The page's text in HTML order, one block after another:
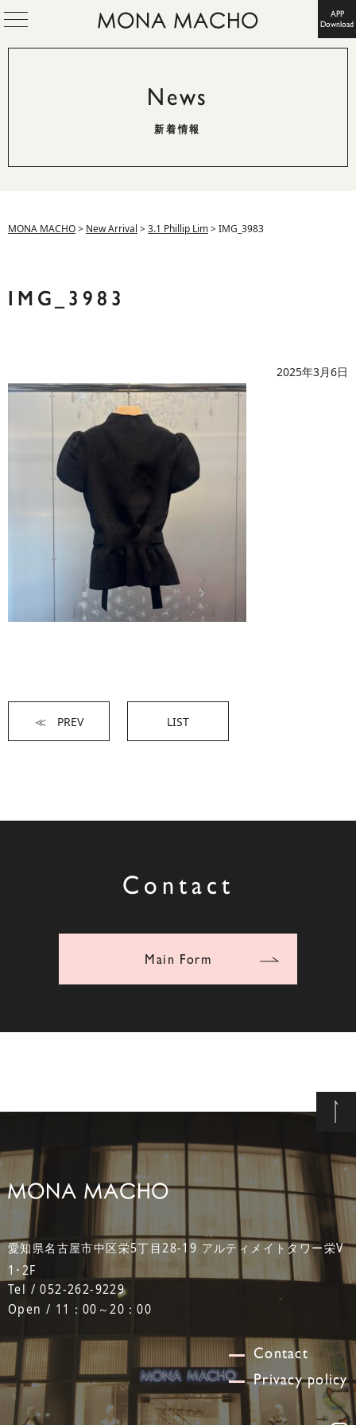
APP
Download
News
新着情報
MONA MACHO> New Arrival >3.1 Phillip Lim>IMG_3983
IMG_3983
2025年3月6日
≪ PREV LIST
Contact
Main Form
愛知県名古屋市中区栄5丁目28-19 アルティメイトタワー栄V
1･2F
Tel / 052-262-9229
Open / 11：00～20：00
Contact
Privacy policy